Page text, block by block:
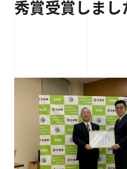
CONTACT
個人情報保護法
秀賞受賞しまし